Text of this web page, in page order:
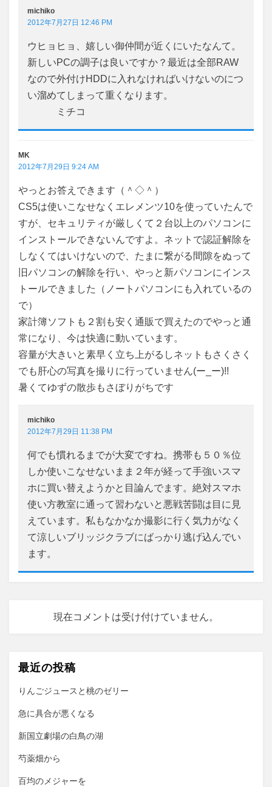
michiko
2012年7月27日 12:46 PM
ウヒョヒョ、嬉しい御仲間が近くにいたなんて。
新しいPCの調子は良いですか？最近は全部RAW
なので外付けHDDに入れなければいけないのにつ
い溜めてしまって重くなります。
ミチコ
MK
2012年7月29日 9:24 AM
やっとお答えできます（＾◇＾）
CS5は使いこなせなくエレメンツ10を使っていたんで
すが、セキュリティが厳しくて２台以上のパソコンに
インストールできないんですよ。ネットで認証解除を
しなくてはいけないので、たまに繋がる間隙をぬって
旧パソコンの解除を行い、やっと新パソコンにインス
トールできました（ノートパソコンにも入れているの
で）
家計簿ソフトも２割も安く通販で買えたのでやっと通
常になり、今は快適に動いています。
容量が大きいと素早く立ち上がるしネットもさくさく
でも肝心の写真を撮りに行っていません(ー_ー)!!
暑くてゆずの散歩もさぼりがちです
michiko
2012年7月29日 11:38 PM
何でも慣れるまでが大変ですね。携帯も５０％位
しか使いこなせないまま２年が経って手強いスマ
ホに買い替えようかと目論んでます。絶対スマホ
使い方教室に通って習わないと悪戦苦闘は目に見
えています。私もなかなか撮影に行く気力がなく
て涼しいブリッジクラブにばっかり逃げ込んでい
ます。
現在コメントは受け付けていません。
最近の投稿
りんごジュースと桃のゼリー
急に具合が悪くなる
新国立劇場の白鳥の湖
芍薬畑から
百均のメジャーを